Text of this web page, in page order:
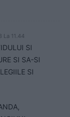
11.44
SI
SI SA-SI
SI